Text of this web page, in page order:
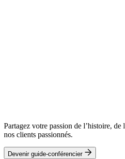
Partagez votre passion de l’histoire, de
nos clients passionnés.
Devenir guide-conférencier